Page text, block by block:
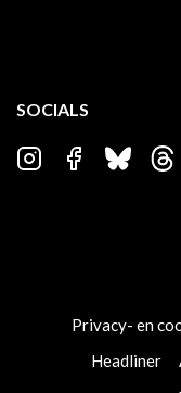
SOCIALS
Privacy- en
Headliner